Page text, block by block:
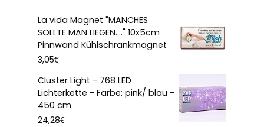
La vida Magnet "MANCHES
SOLLTE MAN LIEGEN...." 10x5cm
Pinnwand Kühlschrankmagnet
3,05€
Cluster Light - 768 LED
Lichterkette - Farbe: pink/ blau -
450 cm
24,28€